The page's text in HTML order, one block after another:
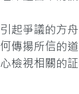
起爭議的方
傳揚所信的
檢視相關的